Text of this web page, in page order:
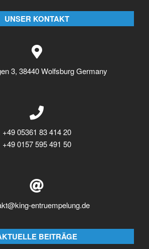
UNSER KONTAKT
3, 38440 Wolfsburg Germany
+49 05361 83 414 20
+49 0157 595 491 50
entruempelung.de
BEITRÄGE